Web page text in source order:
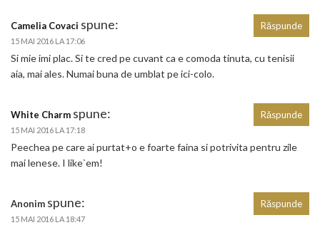
Camelia Covaci spune:
15 MAI 2016 LA 17:06
Si mie imi plac. Si te cred pe cuvant ca e comoda tinuta, cu tenisii
aia, mai ales. Numai buna de umblat pe ici-colo.
Răspunde
White Charm spune:
15 MAI 2016 LA 17:18
Peechea pe care ai purtat+o e foarte faina si potrivita pentru zile
mai lenese. I like`em!
Răspunde
Anonim spune:
15 MAI 2016 LA 18:47
Răspunde